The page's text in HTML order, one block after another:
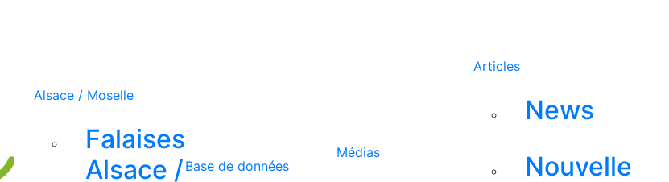
Alsace / Moselle
Falaises
Alsace / Base de données
Médias
Articles
News
Nouvelle